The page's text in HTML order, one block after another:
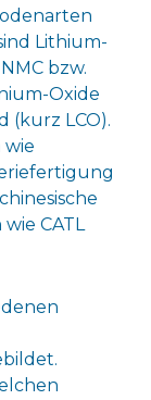
Lithium-
bzw.
Oxide
(kurz LCO).
wie
CATL